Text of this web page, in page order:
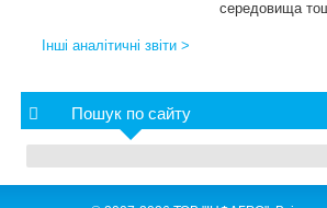
середовища
Інші аналітичні звіти >
Пошук по сайту